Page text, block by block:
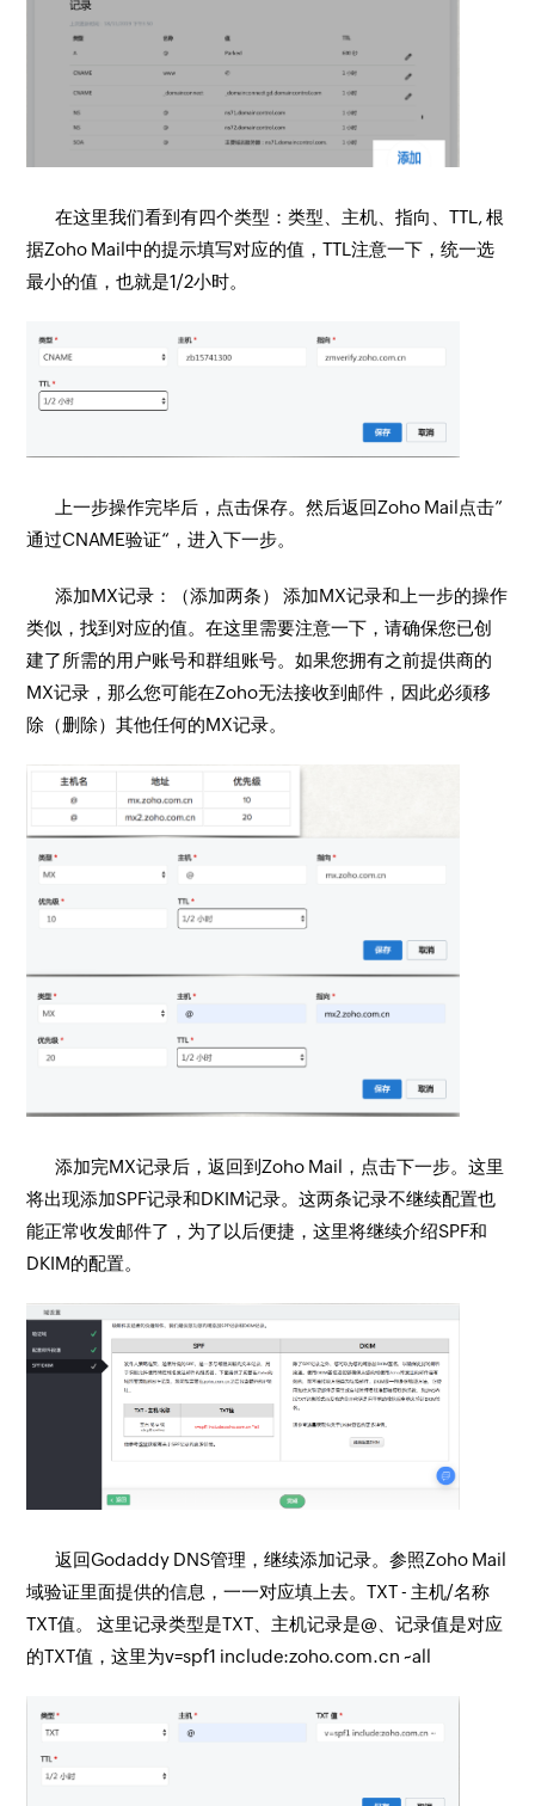
在这里我们看到有四个类型：类型、主机、指向、TTL, 根
据Zoho Mail中的提示填写对应的值，TTL注意一下，统一选
最小的值，也就是1/2小时。
上一步操作完毕后，点击保存。然后返回Zoho Mail点击”
通过CNAME验证“，进入下一步。
添加MX记录：（添加两条） 添加MX记录和上一步的操作
类似，找到对应的值。在这里需要注意一下，请确保您已创
建了所需的用户账号和群组账号。如果您拥有之前提供商的
MX记录，那么您可能在Zoho无法接收到邮件，因此必须移
除（删除）其他任何的MX记录。
添加完MX记录后，返回到Zoho Mail，点击下一步。这里
将出现添加SPF记录和DKIM记录。这两条记录不继续配置也
能正常收发邮件了，为了以后便捷，这里将继续介绍SPF和
DKIM的配置。
返回Godaddy DNS管理，继续添加记录。参照Zoho Mail
域验证里面提供的信息，一一对应填上去。TXT - 主机/名称
TXT值。 这里记录类型是TXT、主机记录是@、记录值是对应
的TXT值，这里为v=spf1 include:zoho.com.cn ~all